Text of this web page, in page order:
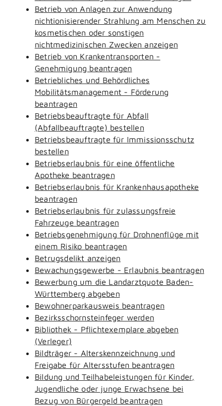
Betrieb von Anlagen zur Anwendung
nichtionisierender Strahlung am Menschen zu
kosmetischen oder sonstigen
nichtmedizinischen Zwecken anzeigen
Betrieb von Krankentransporten -
Genehmigung beantragen
Betriebliches und Behördliches
Mobilitätsmanagement - Förderung
beantragen
Betriebsbeauftragte für Abfall
(Abfallbeauftragte) bestellen
Betriebsbeauftragte für Immissionsschutz
bestellen
Betriebserlaubnis für eine öffentliche
Apotheke beantragen
Betriebserlaubnis für Krankenhausapotheke
beantragen
Betriebserlaubnis für zulassungsfreie
Fahrzeuge beantragen
Betriebsgenehmigung für Drohnenflüge mit
einem Risiko beantragen
Betrugsdelikt anzeigen
Bewachungsgewerbe - Erlaubnis beantragen
Bewerbung um die Landarztquote Baden-
Württemberg abgeben
Bewohnerparkausweis beantragen
Bezirksschornsteinfeger werden
Bibliothek - Pflichtexemplare abgeben
(Verleger)
Bildträger - Alterskennzeichnung und
Freigabe für Altersstufen beantragen
Bildung und Teilhabeleistungen für Kinder,
Jugendliche oder junge Erwachsene bei
Bezug von Bürgergeld beantragen